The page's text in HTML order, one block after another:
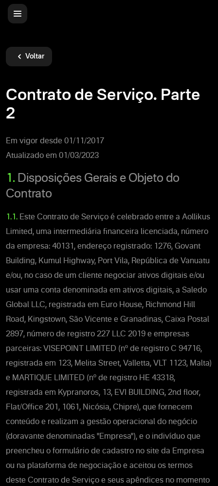
Voltar
Contrato de Serviço. Parte
2
Em vigor desde 01/11/2017
Atualizado em 01/03/2023
1. Disposições Gerais e Objeto do
Contrato
1.1. Este Contrato de Serviço é celebrado entre a Aollikus
Limited, uma intermediária financeira licenciada, número
da empresa: 40131, endereço registrado: 1276, Govant
Building, Kumul Highway, Port Vila, República de Vanuatu
e/ou, no caso de um cliente negociar ativos digitais e/ou
usar uma conta denominada em ativos digitais, a Saledo
Global LLC, registrada em Euro House, Richmond Hill
Road, Kingstown, São Vicente e Granadinas, Caixa Postal
2897, número de registro 227 LLC 2019 e empresas
parceiras: VISEPOINT LIMITED (nº de registro C 94716,
registrada em 123, Melita Street, Valletta, VLT 1123, Malta)
e MARTIQUE LIMITED (nº de registro HE 43318,
registrada em Kypranoros, 13, EVI BUILDING, 2nd floor,
Flat/Office 201, 1061, Nicósia, Chipre), que fornecem
conteúdo e realizam a gestão operacional do negócio
(doravante denominadas "Empresa"), e o indivíduo que
preencheu o formulário de cadastro no site da Empresa
ou na plataforma de negociação e aceitou os termos
deste Contrato de Serviço e seus apêndices no momento